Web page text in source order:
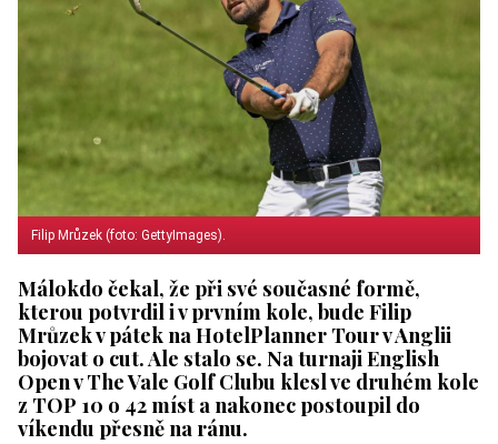
Filip Mrůzek (foto: GettyImages).
Málokdo čekal, že při své současné formě,
kterou potvrdil i v prvním kole, bude Filip
Mrůzek v pátek na HotelPlanner Tour v Anglii
bojovat o cut. Ale stalo se. Na turnaji English
Open v The Vale Golf Clubu klesl ve druhém kole
z TOP 10 o 42 míst a nakonec postoupil do
víkendu přesně na ránu.